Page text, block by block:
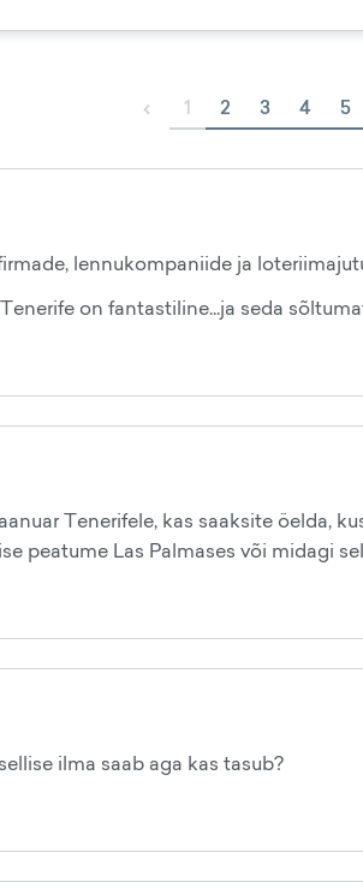
‹ 1 2 3 4 5
lennukompaniide ja
on fantastiline...ja seda
Tenerifele, kas saaksite öelda,
peatume Las Palmases või midagi
ilma saab aga kas tasub?